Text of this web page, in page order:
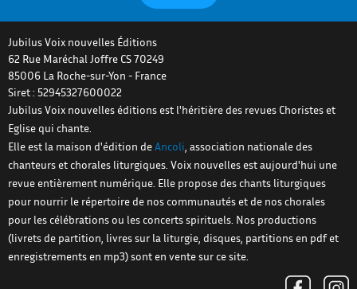
Jubilus Voix nouvelles Éditions
62 Rue Maréchal Joffre CS 70249
85006 La Roche-sur-Yon - France
Siret : 52945327600022
Jubilus Voix nouvelles éditions est l'héritière des revues Choristes et
Eglise qui chante.
Elle est la maison d'édition deAncoli, association nationale des
chanteurs et chorales liturgiques. Voix nouvelles est aujourd'hui une
revue entièrement numérique. Elle propose des chants liturgiques
pour nourrir le répertoire de nos communautés et de nos chorales
pour les célébrations ou les concerts spirituels. Nos productions
(livrets de partition, livres sur la liturgie, disques, partitions en pdf et
enregistrements en mp3) sont en vente sur ce site.